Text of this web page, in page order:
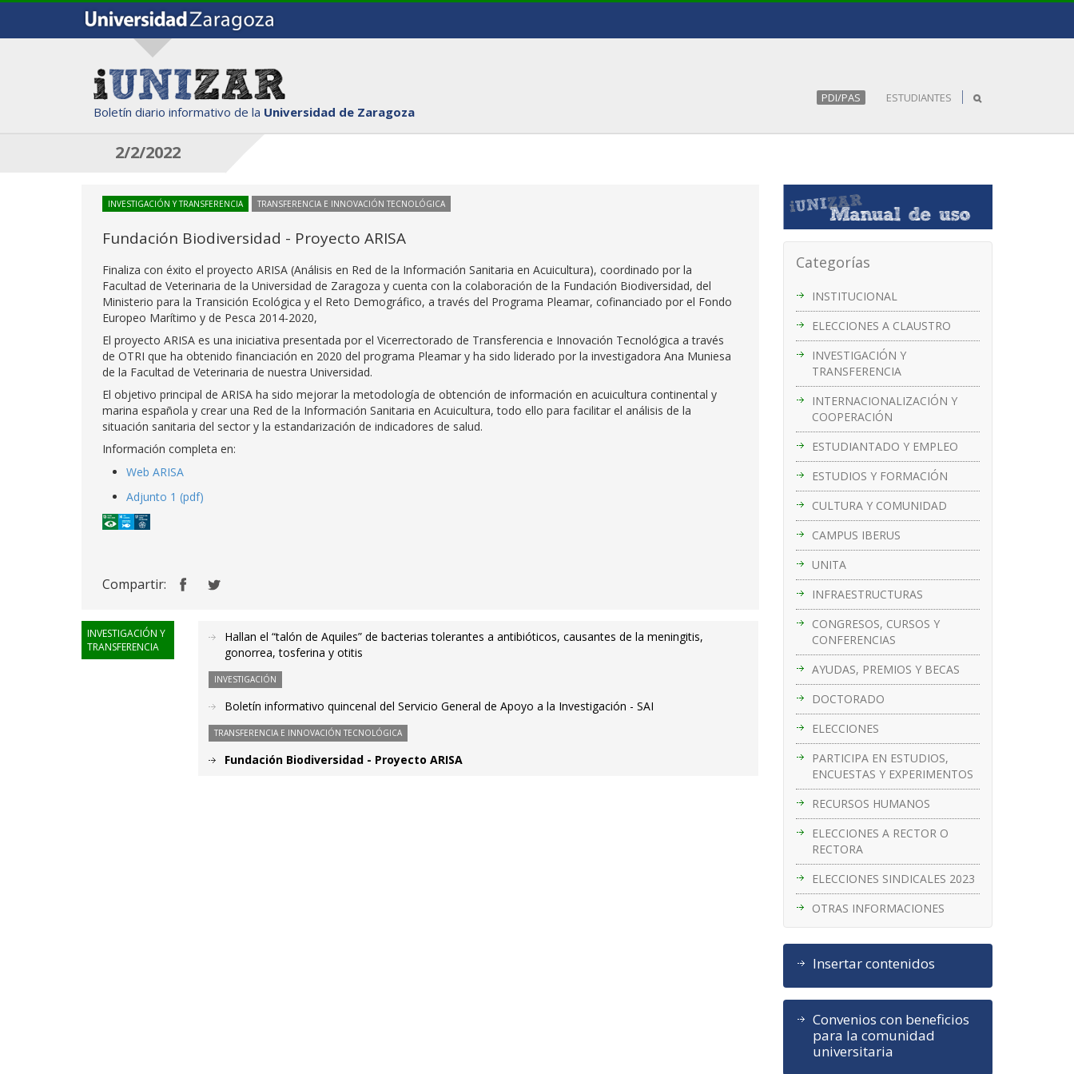
Boletín diario informativo de la Universidad de Zaragoza
PDI/PAS ESTUDIANTES
2/2/2022
Categorías
INSTITUCIONAL
ELECCIONES A CLAUSTRO
INVESTIGACIÓN Y
TRANSFERENCIA
INTERNACIONALIZACIÓN Y
COOPERACIÓN
ESTUDIANTADO Y EMPLEO
ESTUDIOS Y FORMACIÓN
CULTURA Y COMUNIDAD
CAMPUS IBERUS
UNITA
INFRAESTRUCTURAS
CONGRESOS, CURSOS Y
CONFERENCIAS
AYUDAS, PREMIOS Y BECAS
DOCTORADO
ELECCIONES
PARTICIPA EN ESTUDIOS,
ENCUESTAS Y EXPERIMENTOS
RECURSOS HUMANOS
ELECCIONES A RECTOR O
RECTORA
ELECCIONES SINDICALES 2023
OTRAS INFORMACIONES
Insertar contenidos
Convenios con beneficios
para la comunidad
universitaria
INVESTIGACIÓN Y TRANSFERENCIA TRANSFERENCIA E INNOVACIÓN TECNOLÓGICA
Fundación Biodiversidad - Proyecto ARISA
Finaliza con éxito el proyecto ARISA (Análisis en Red de la Información Sanitaria en Acuicultura), coordinado por la
Facultad de Veterinaria de la Universidad de Zaragoza y cuenta con la colaboración de la Fundación Biodiversidad, del
Ministerio para la Transición Ecológica y el Reto Demográfico, a través del Programa Pleamar, cofinanciado por el Fondo
Europeo Marítimo y de Pesca 2014-2020,
El proyecto ARISA es una iniciativa presentada por el Vicerrectorado de Transferencia e Innovación Tecnológica a través
de OTRI que ha obtenido financiación en 2020 del programa Pleamar y ha sido liderado por la investigadora Ana Muniesa
de la Facultad de Veterinaria de nuestra Universidad.
El objetivo principal de ARISA ha sido mejorar la metodología de obtención de información en acuicultura continental y
marina española y crear una Red de la Información Sanitaria en Acuicultura, todo ello para facilitar el análisis de la
situación sanitaria del sector y la estandarización de indicadores de salud.
Información completa en:
Web ARISA
Adjunto 1 (pdf)
Compartir:
INVESTIGACIÓN Y
TRANSFERENCIA
Hallan el “talón de Aquiles” de bacterias tolerantes a antibióticos, causantes de la meningitis,
gonorrea, tosferina y otitis
INVESTIGACIÓN
Boletín informativo quincenal del Servicio General de Apoyo a la Investigación - SAI
TRANSFERENCIA E INNOVACIÓN TECNOLÓGICA
Fundación Biodiversidad - Proyecto ARISA